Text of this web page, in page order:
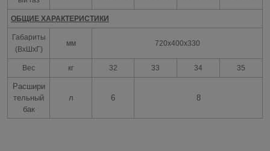
ОБЩИЕ ХАРАКТЕРИСТИКИ
Габариты
(ВxШxГ)
мм 720x400x330
Вес кг 32 33 34 35
Расшири
тельный
бак
л 6 8